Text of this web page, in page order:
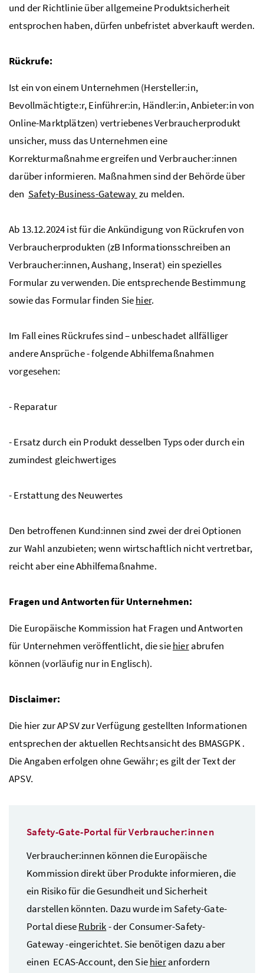
und der Richtlinie über allgemeine Produktsicherheit
entsprochen haben, dürfen unbefristet abverkauft werden.
Rückrufe:
Ist ein von einem Unternehmen (Hersteller:in,
Bevollmächtigte:r, Einführer:in, Händler:in, Anbieter:in von
Online-Marktplätzen) vertriebenes Verbraucherprodukt
unsicher, muss das Unternehmen eine
Korrekturmaßnahme ergreifen und Verbraucher:innen
darüber informieren. Maßnahmen sind der Behörde über
den Safety-Business-Gateway zu melden.
Ab 13.12.2024 ist für die Ankündigung von Rückrufen von
Verbraucherprodukten (zB Informationsschreiben an
Verbraucher:innen, Aushang, Inserat) ein spezielles
Formular zu verwenden. Die entsprechende Bestimmung
sowie das Formular finden Siehier.
Im Fall eines Rückrufes sind – unbeschadet allfälliger
andere Ansprüche - folgende Abhilfemaßnahmen
vorgesehen:
- Reparatur
- Ersatz durch ein Produkt desselben Typs oder durch ein
zumindest gleichwertiges
- Erstattung des Neuwertes
Den betroffenen Kund:innen sind zwei der drei Optionen
zur Wahl anzubieten; wenn wirtschaftlich nicht vertretbar,
reicht aber eine Abhilfemaßnahme.
Fragen und Antworten für Unternehmen:
Die Europäische Kommission hat Fragen und Antworten
für Unternehmen veröffentlicht, die siehierabrufen
können (vorläufig nur in Englisch).
Disclaimer:
Die hier zur APSV zur Verfügung gestellten Informationen
entsprechen der aktuellen Rechtsansicht des BMASGPK .
Die Angaben erfolgen ohne Gewähr; es gilt der Text der
APSV.
Safety-Gate-Portal für Verbraucher:innen
Verbraucher:innen können die Europäische
Kommission direkt über Produkte informieren, die
ein Risiko für die Gesundheit und Sicherheit
darstellen könnten. Dazu wurde im Safety-Gate-
Portal dieseRubrik- der Consumer-Safety-
Gateway -eingerichtet. Sie benötigen dazu aber
einen ECAS-Account, den Siehieranfordern